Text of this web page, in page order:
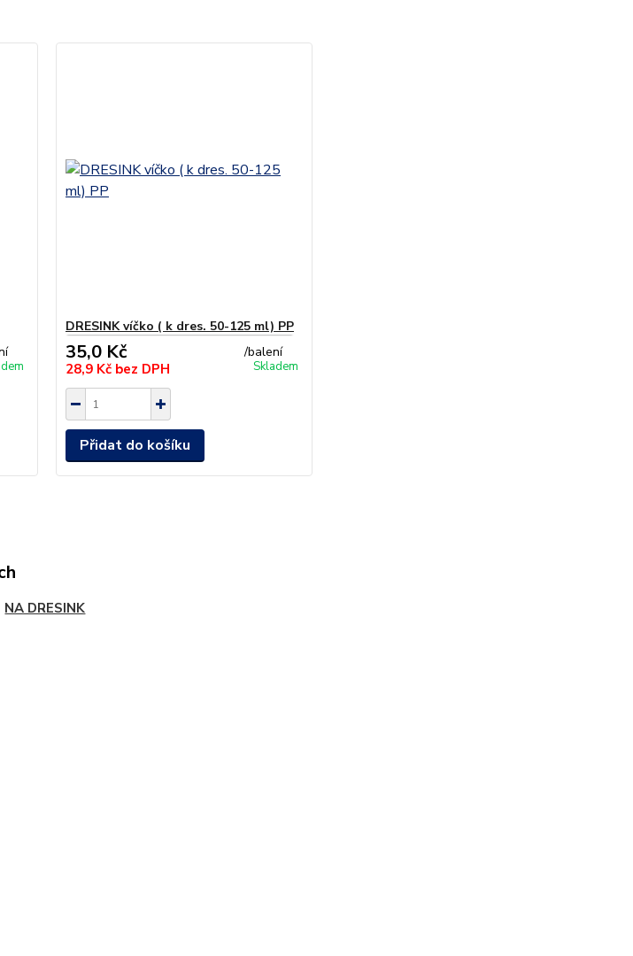
DRESINK víčko ( k dres. 50-125 ml) PP
35,0 Kč /balení
28,9 Kč bez DPH Skladem
Přidat do košíku
NA DRESINK